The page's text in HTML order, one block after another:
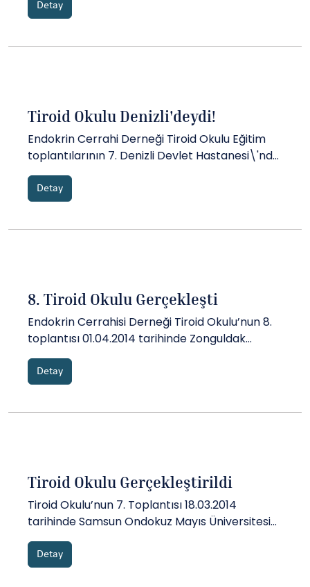
gerçekleştirdiğimiz etkinlikte......
Detay
Tiroid Okulu Denizli'deydi!
Endokrin Cerrahi Derneği Tiroid Okulu Eğitim
toplantılarının 7. Denizli Devlet Hastanesi\'nde
gerçekleştirildi. Toplantıdaki panellerde tiroid
nodüllerine yaklaşım, ince iğne aspirasyon
biyopsisinin değerlendirilmesi, tiroidektomi
Detay
8. Tiroid Okulu Gerçekleşti
Endokrin Cerrahisi Derneği Tiroid Okulu’nun 8.
toplantısı 01.04.2014 tarihinde Zonguldak
Bülent Ecevit Üniversitesi’nde yapıldı. Bülent
Ecevit Üniversitesi Tıp Fakültesi Dekan
yardımcısı Doç.Dr. Nejat Demircan’ın açılış
Detay
Tiroid Okulu Gerçekleştirildi
Tiroid Okulu’nun 7. Toplantısı 18.03.2014
tarihinde Samsun Ondokuz Mayıs Üniversitesi
Genel Cerrahi Anabilim Dalı’ında
gerçekleştirildi. Ana konusu güvenli tioidektomi
prensipleri ve intraoperatif sinir
Detay